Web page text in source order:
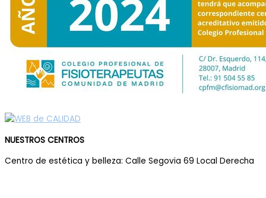
NUESTROS CENTROS
Centro de estética y belleza: Calle Segovia 69 Local Derecha